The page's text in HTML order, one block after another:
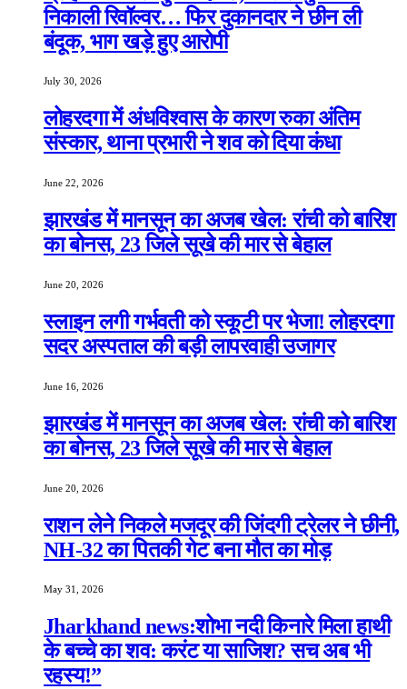
निकाली रिवॉल्वर… फिर दुकानदार ने छीन ली
बंदूक, भाग खड़े हुए आरोपी
July 30, 2026
लोहरदगा में अंधविश्वास के कारण रुका अंतिम
संस्कार, थाना प्रभारी ने शव को दिया कंधा
June 22, 2026
झारखंड में मानसून का अजब खेल: रांची को बारिश
का बोनस, 23 जिले सूखे की मार से बेहाल
June 20, 2026
स्लाइन लगी गर्भवती को स्कूटी पर भेजा! लोहरदगा
सदर अस्पताल की बड़ी लापरवाही उजागर
June 16, 2026
झारखंड में मानसून का अजब खेल: रांची को बारिश
का बोनस, 23 जिले सूखे की मार से बेहाल
June 20, 2026
राशन लेने निकले मजदूर की जिंदगी ट्रेलर ने छीनी,
NH-32 का पितकी गेट बना मौत का मोड़
May 31, 2026
Jharkhand news:शोभा नदी किनारे मिला हाथी
के बच्चे का शव: करंट या साजिश? सच अब भी
रहस्य!”